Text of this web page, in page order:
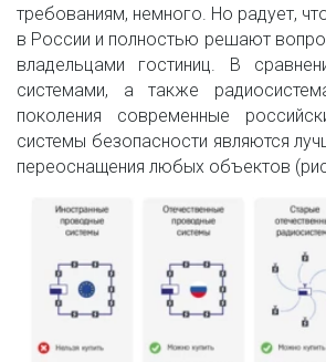
требованиям, немного. Но радует,
в России и полностью решают
владельцами гостиниц. В
системами, а также
поколения современные
системы безопасности являются
переоснащения любых объектов